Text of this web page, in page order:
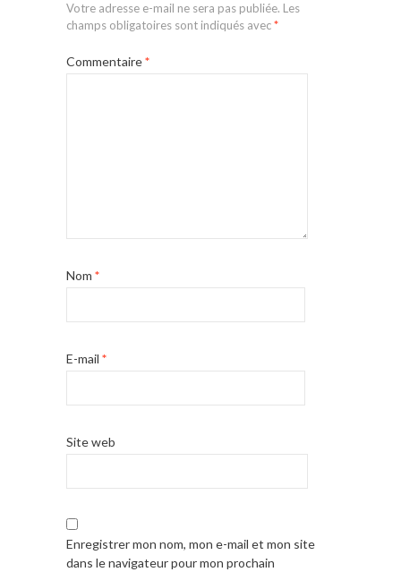
Votre adresse e-mail ne sera pas publiée. Les
champs obligatoires sont indiqués avec*
Commentaire*
Nom *
E-mail *
Site web
Enregistrer mon nom, mon e-mail et mon site
dans le navigateur pour mon prochain